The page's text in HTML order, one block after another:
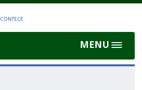
MENU
Toggle